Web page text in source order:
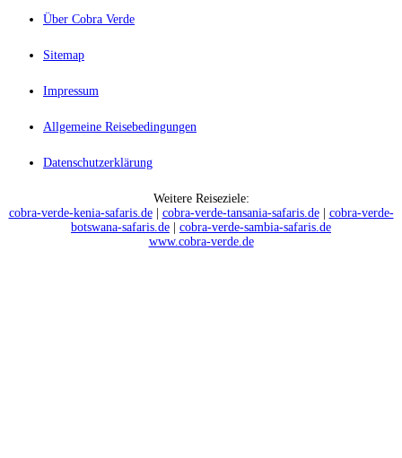
Über Cobra Verde
Sitemap
Impressum
Allgemeine Reisebedingungen
Datenschutzerklärung
Weitere Reiseziele:
cobra-verde-kenia-safaris.de| cobra-verde-tansania-safaris.de| cobra-verde-
botswana-safaris.de | cobra-verde-sambia-safaris.de
www.cobra-verde.de